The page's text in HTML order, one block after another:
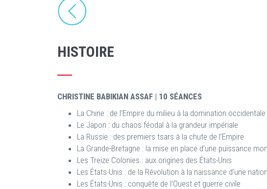
HISTOIRE
CHRISTINE BABIKIAN ASSAF | 10 SÉANCES
La Chine : de l’Empire du milieu à la domination occidentale
Le Japon : du chaos féodal à la grandeur impériale
La Russie : des premiers tsars à la chute de l’Empire
La Grande-Bretagne : la mise en place d’une puissance
Les Treize Colonies : aux origines des États-Unis
Les États-Unis : de la Révolution à la naissance d’une nation
Les États-Unis : conquête de l’Ouest et guerre civile